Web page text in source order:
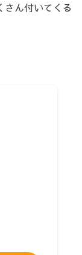
ん付いてくる